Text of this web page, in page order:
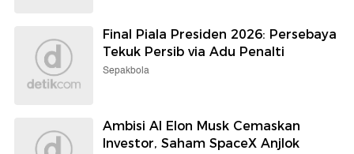
Final Piala Presiden 2026: Persebaya
Tekuk Persib via Adu Penalti
Sepakbola
Ambisi AI Elon Musk Cemaskan
Investor, Saham SpaceX Anjlok